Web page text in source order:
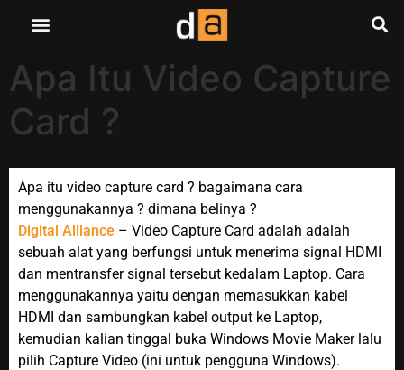
Apa Itu Video Capture
Card ?
Apa itu video capture card ? bagaimana cara
menggunakannya ? dimana belinya ?
Digital Alliance – Video Capture Card adalah adalah
sebuah alat yang berfungsi untuk menerima signal HDMI
dan mentransfer signal tersebut kedalam Laptop. Cara
menggunakannya yaitu dengan memasukkan kabel
HDMI dan sambungkan kabel output ke Laptop,
kemudian kalian tinggal buka Windows Movie Maker lalu
pilih Capture Video (ini untuk pengguna Windows).